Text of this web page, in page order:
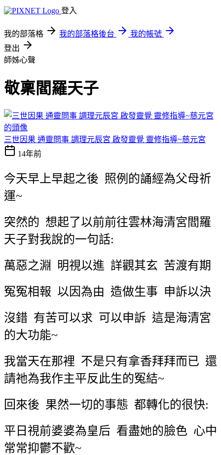
登入
我的部落格 我的部落格後台
我的帳號
登出
師姊心聲
敬稟閻羅天子
三世因果 通靈問事 調理元辰宮 啟發靈覺 靈修指導~慈元宮
14年前
今天早上早起之後 照例的誦經為父母祈
運~
突然的 想起了以前前往雲林海清宮閻羅
天子對我說的一句話:
萬惡之淵 明視以進 詳觀其玄 苦渡有期
冤冤相報 以因為由 造做生事 申訴以決
沒錯 有苦可以求 可以申訴 這是海清宮
的大功能~
我當天在那裡 不是只有拿香拜拜而已 還
請祂為我作主平反此生的冤結~
回來後 果然一切的事態 都轉化的很快:
平日視前婆婆為皇后 看盡她的臉色 心中
常常抑鬱不歡~